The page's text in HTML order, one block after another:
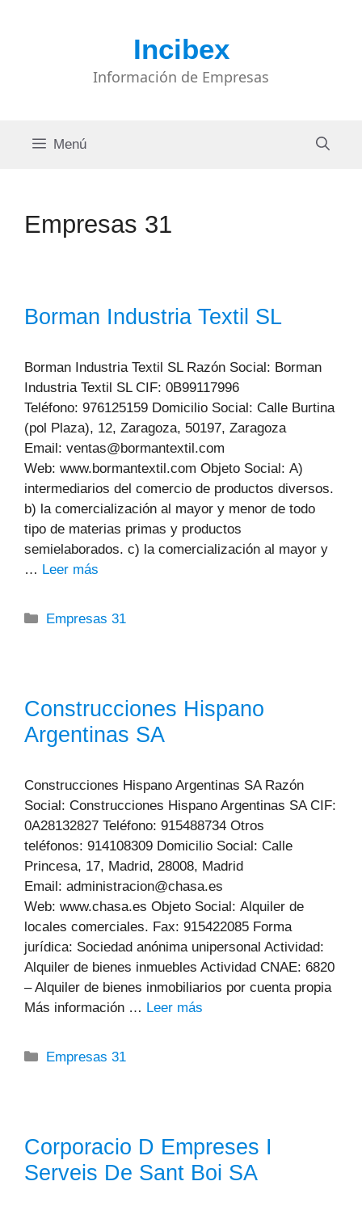
Incibex
Información de Empresas
Menú
Empresas 31
Borman Industria Textil SL
Borman Industria Textil SL Razón Social: Borman
Industria Textil SL CIF: 0B99117996
Teléfono: 976125159 Domicilio Social: Calle Burtina
(pol Plaza), 12, Zaragoza, 50197, Zaragoza
Email: ventas@bormantextil.com
Web: www.bormantextil.com Objeto Social: A)
intermediarios del comercio de productos diversos.
b) la comercialización al mayor y menor de todo
tipo de materias primas y productos
semielaborados. c) la comercialización al mayor y
… Leer más
Categorías
Empresas 31
Construcciones Hispano
Argentinas SA
Construcciones Hispano Argentinas SA Razón
Social: Construcciones Hispano Argentinas SA CIF:
0A28132827 Teléfono: 915488734 Otros
teléfonos: 914108309 Domicilio Social: Calle
Princesa, 17, Madrid, 28008, Madrid
Email: administracion@chasa.es
Web: www.chasa.es Objeto Social: Alquiler de
locales comerciales. Fax: 915422085 Forma
jurídica: Sociedad anónima unipersonal Actividad:
Alquiler de bienes inmuebles Actividad CNAE: 6820
– Alquiler de bienes inmobiliarios por cuenta propia
Más información … Leer más
Categorías
Empresas 31
Corporacio D Empreses I
Serveis De Sant Boi SA